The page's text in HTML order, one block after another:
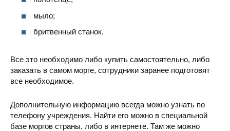
мыло;
бритвенный станок.
Все это необходимо либо купить самостоятельно, либо
заказать в самом морге, сотрудники заранее подготовят
все необходимое.
Дополнительную информацию всегда можно узнать по
телефону учреждения. Найти его можно в специальной
базе моргов страны, либо в интернете. Там же можно